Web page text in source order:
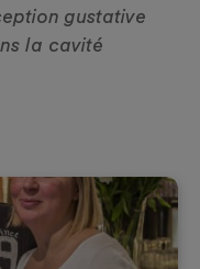
gustative
la cavité